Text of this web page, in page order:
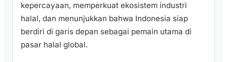
kepercayaan, memperkuat ekosistem industri
halal, dan menunjukkan bahwa Indonesia siap
berdiri di garis depan sebagai pemain utama di
pasar halal global.